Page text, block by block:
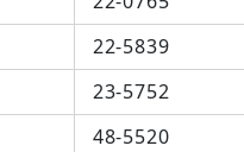
22-5839
23-5752
48-5520